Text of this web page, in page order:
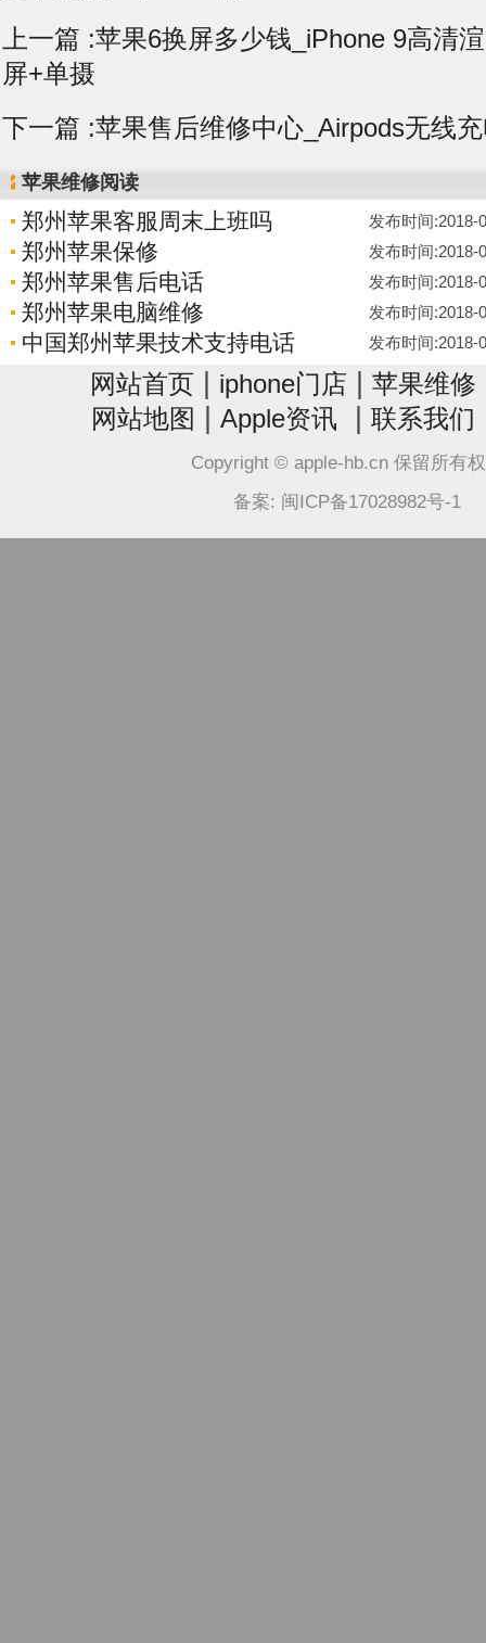
上一篇 :苹果6换屏多少钱_iPhone 9高清
屏+单摄
下一篇 :苹果售后维修中心_Airpods无线
苹果维修阅读
郑州苹果客服周末上班吗 发布时间:2018-
郑州苹果保修 发布时间:2018-
郑州苹果售后电话 发布时间:2018-
郑州苹果电脑维修 发布时间:2018-
中国郑州苹果技术支持电话 发布时间:2018-
网站首页 iphone门店 苹果维修
网站地图 Apple资讯 联系我们
Copyright © apple-hb.cn 保留所有
备案: 闽ICP备17028982号-1